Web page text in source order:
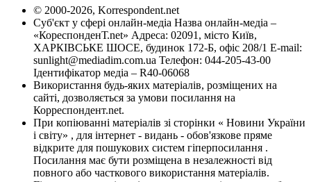
© 2000-2026, Korrespondent.net
Суб'єкт у сфері онлайн-медіа Назва онлайн-медіа –
«КореспонденТ.net» Адреса: 02091, місто Київ,
ХАРКІВСЬКЕ ШОСЕ, будинок 172-Б, офіс 208/1 E-mail:
sunlight@mediadim.com.ua Телефон: 044-205-43-00
Ідентифікатор медіа – R40-06068
Використання будь-яких матеріалів, розміщених на
сайті, дозволяється за умови посилання на
Корреспондент.net.
При копіюванні матеріалів зі сторінки « Новини України
і світу» , для інтернет - видань - обов'язкове пряме
відкрите для пошукових систем гіперпосилання .
Посилання має бути розміщена в незалежності від
повного або часткового використання матеріалів.